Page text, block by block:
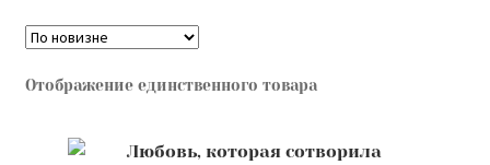
Мы покупаем
О нас
Контакты
Отображение единственного товара